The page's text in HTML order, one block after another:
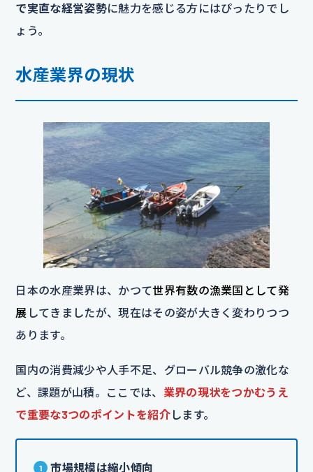
で実直な経営姿勢に魅力を感じる方にはぴったりでし
ょう。
水産業界の現状
日本の水産業界は、かつて世界有数の漁業国として発
展 してきましたが、現在はその姿が大きく変わりつつ
あります。
国内の消費減少や人手不足、グローバル競争の激化な
ど、課題が山積。ここでは、 業界の現状をつかむうえ
で重要な3つのポイントを紹介します。
市場規模は縮小傾向